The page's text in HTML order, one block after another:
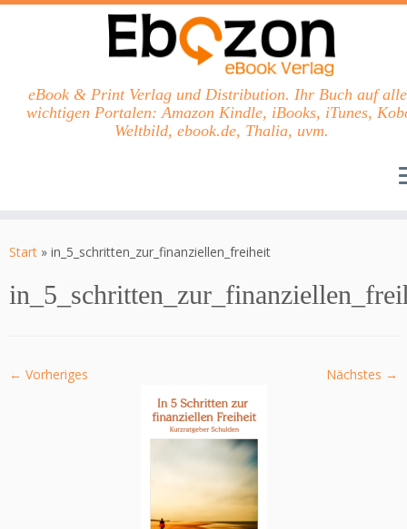
Inhalt
eBook & Print Verlag und Distribution. Ihr Buch auf
wichtigen Portalen: Amazon Kindle, iBooks, iTunes,
Weltbild, ebook.de, Thalia, uvm.
Start » in_5_schritten_zur_finanziellen_freiheit
← Vorheriges Nächstes →